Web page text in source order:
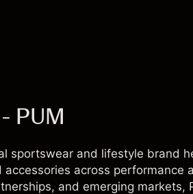
PUM
sportswear and lifestyle brand
across performance
and emerging markets,